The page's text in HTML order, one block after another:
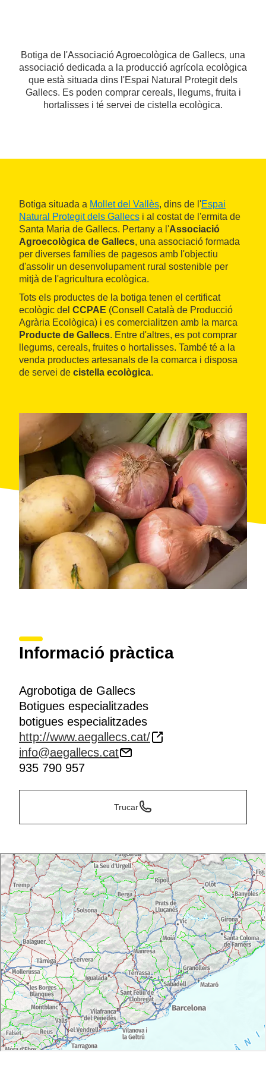
Botiga de l'Associació Agroecològica de Gallecs, una
associació dedicada a la producció agrícola ecològica
que està situada dins l'Espai Natural Protegit dels
Gallecs. Es poden comprar cereals, llegums, fruita i
hortalisses i té servei de cistella ecològica.
Botiga situada a Mollet del Vallès, dins de l'Espai
Natural Protegit dels Gallecs i al costat de l'ermita de
Santa Maria de Gallecs. Pertany a l'Associació
Agroecològica de Gallecs, una associació formada
per diverses famílies de pagesos amb l'objectiu
d'assolir un desenvolupament rural sostenible per
mitjà de l'agricultura ecològica.
Tots els productes de la botiga tenen el certificat
ecològic del CCPAE (Consell Català de Producció
Agrària Ecològica) i es comercialitzen amb la marca
Producte de Gallecs. Entre d'altres, es pot comprar
llegums, cereals, fruites o hortalisses. També té a la
venda productes artesanals de la comarca i disposa
de servei de cistella ecològica.
Informació pràctica
Agrobotiga de Gallecs
Botigues especialitzades
botigues especialitzades
http://www.aegallecs.cat/
info@aegallecs.cat
935 790 957
Trucar